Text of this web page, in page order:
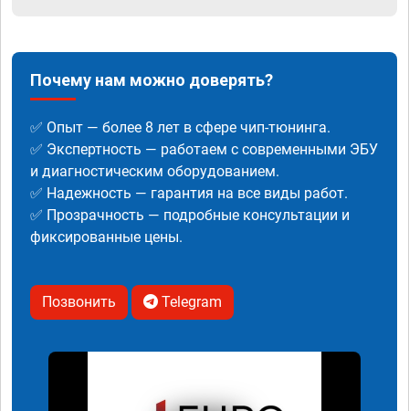
Почему нам можно доверять?
✅ Опыт — более 8 лет в сфере чип-тюнинга.
✅ Экспертность — работаем с современными ЭБУ
и диагностическим оборудованием.
✅ Надежность — гарантия на все виды работ.
✅ Прозрачность — подробные консультации и
фиксированные цены.
Позвонить Telegram